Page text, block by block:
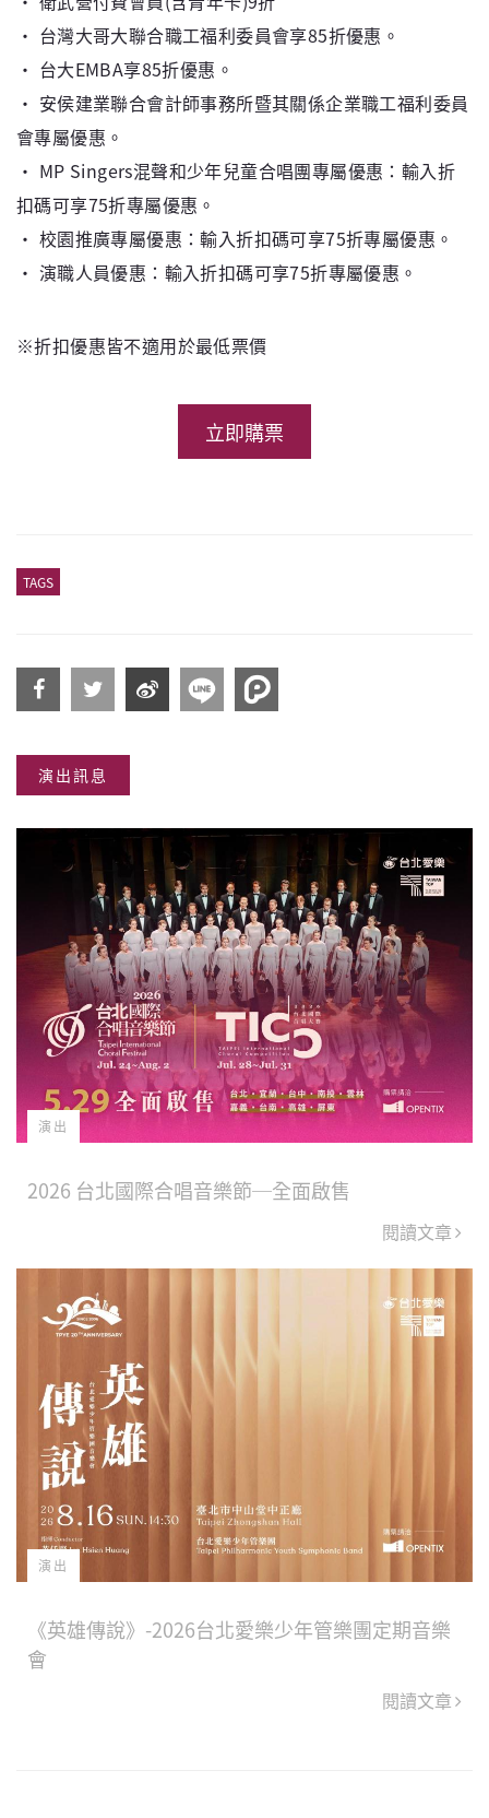
‧ 台灣大哥大聯合職工福利委員會享85折優惠。
‧ 台大EMBA享85折優惠。
‧ 安侯建業聯合會計師事務所暨其關係企業職工福利委員
會專屬優惠。
‧ MP Singers混聲和少年兒童合唱團專屬優惠：輸入折
扣碼可享75折專屬優惠。
‧ 校園推廣專屬優惠：輸入折扣碼可享75折專屬優惠。
‧ 演職人員優惠：輸入折扣碼可享75折專屬優惠。
※折扣優惠皆不適用於最低票價
立即購票
TAGS
到
演出訊息
演出
2026 台北國際合唱音樂節─全面啟售
閱讀文章
演出
《英雄傳說》-2026台北愛樂少年管樂團定期音樂
會
閱讀文章